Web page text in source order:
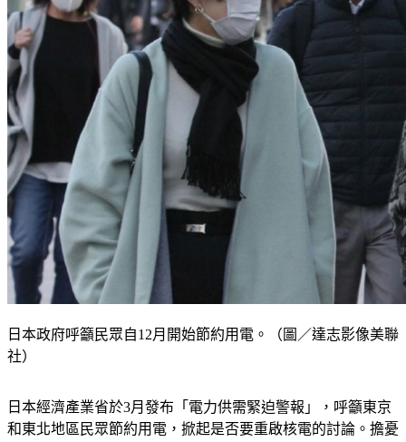
日本政府呼籲民眾自12月開始節約用電。（圖／達志影像美聯
社）
日本經濟產業省於3月發布「電力供需緊迫警報」，呼籲東京
和東北地區民眾節約用電，掀起是否要重啟核電的討論。擔憂